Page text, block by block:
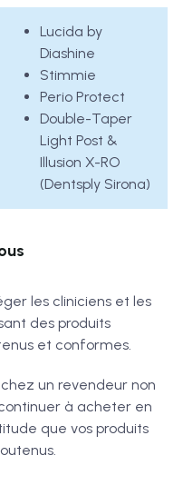
Lucida by
Diashine
Stimmie
Perio Protect
Double-Taper
Light Post &
Illusion X-RO
(Dentsply Sirona)
les cliniciens et les
des produits
et conformes.
un revendeur non
à acheter en
que vos produits